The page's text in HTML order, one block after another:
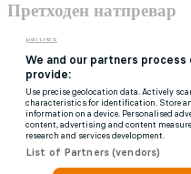
Претходен натпревар